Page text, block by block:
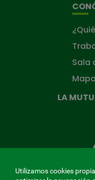
Sala
LA
ti
Utilizamos cookies